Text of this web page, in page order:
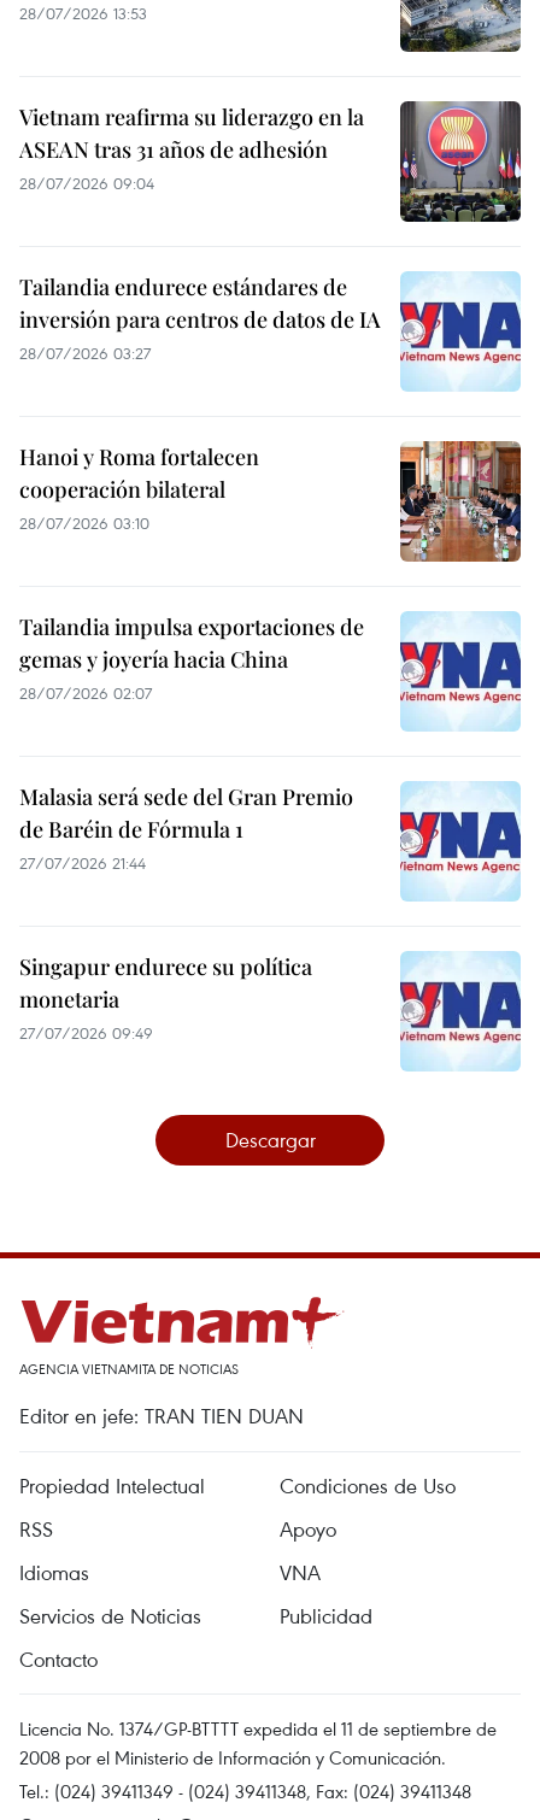
28/07/2026 13:53
Vietnam reafirma su liderazgo en la
ASEAN tras 31 años de adhesión
28/07/2026 09:04
Tailandia endurece estándares de
inversión para centros de datos de IA
28/07/2026 03:27
Hanoi y Roma fortalecen
cooperación bilateral
28/07/2026 03:10
Tailandia impulsa exportaciones de
gemas y joyería hacia China
28/07/2026 02:07
Malasia será sede del Gran Premio
de Baréin de Fórmula 1
27/07/2026 21:44
Singapur endurece su política
monetaria
27/07/2026 09:49
Descargar
AGENCIA VIETNAMITA DE NOTICIAS
Editor en jefe: TRAN TIEN DUAN
Propiedad Intelectual
Condiciones de Uso
RSS
Apoyo
Idiomas
VNA
Servicios de Noticias
Publicidad
Contacto
Licencia No. 1374/GP-BTTTT expedida el 11 de septiembre de
2008 por el Ministerio de Información y Comunicación.
Tel.: (024) 39411349 - (024) 39411348, Fax: (024) 39411348